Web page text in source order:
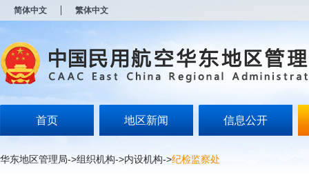
简体中文 繁体中文
首页 地区新闻 信息公开
华东地区管理局->组织机构->内设机构->纪检监察处
开
无
障
说
按
Alt